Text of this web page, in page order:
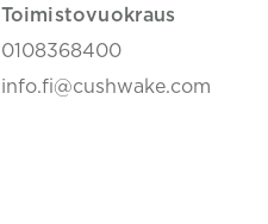
Toimistovuokraus
0108368400
info.fi@cushwake.com